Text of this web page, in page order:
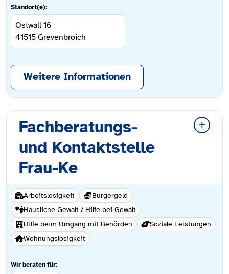
Standort(e):
Ostwall 16
41515 Grevenbroich
Weitere Informationen
Fachberatungs-
und Kontaktstelle
Frau-Ke
Arbeitslosigkeit
Bürgergeld
Häusliche Gewalt / Hilfe bei Gewalt
Hilfe beim Umgang mit Behörden
Soziale Leistungen
Wohnungslosigkeit
Wir beraten für: